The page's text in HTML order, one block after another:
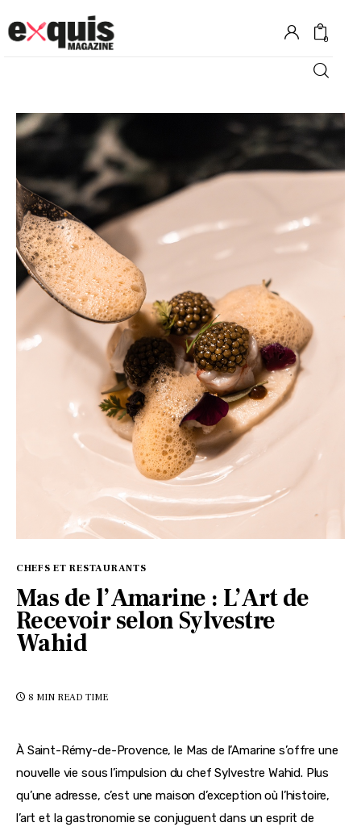
0
Hôtels
Gastronomie
Recettes
Shopping
Évènements
CHEFS ET RESTAURANTS
Mas de l’Amarine : L’Art de
Recevoir selon Sylvestre
Wahid
8 MIN READ TIME
À Saint-Rémy-de-Provence, le Mas de l’Amarine s’offre une
nouvelle vie sous l’impulsion du chef Sylvestre Wahid. Plus
qu’une adresse, c’est une maison d’exception où l’histoire,
l’art et la gastronomie se conjuguent dans un esprit de